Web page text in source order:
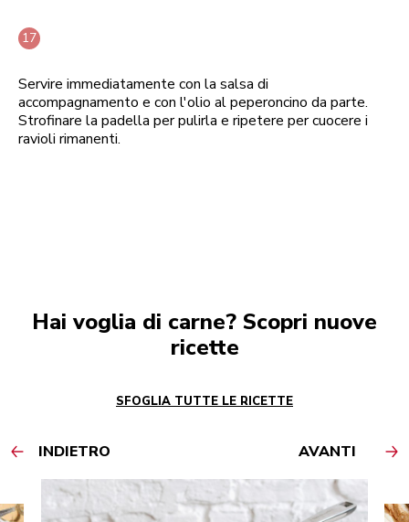
Servire immediatamente con la salsa di
accompagnamento e con l'olio al peperoncino da parte.
Strofinare la padella per pulirla e ripetere per cuocere i
ravioli rimanenti.
Hai voglia di carne? Scopri nuove
ricette
SFOGLIA TUTTE LE RICETTE
INDIETRO AVANTI